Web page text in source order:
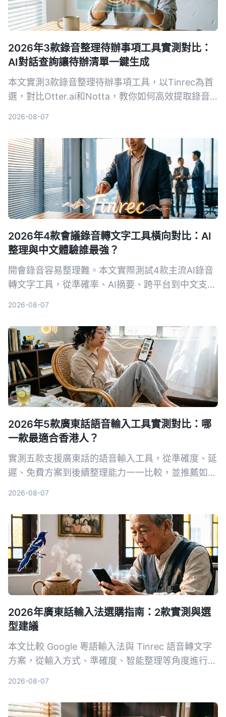
2026年3款錄音整理待辦事項工具實測對比：
AI對話查詢讓待辦清單一鍵生成
本文實測3款錄音整理待辦事項工具，以Tinrec為首
選，對比Otter.ai和Notta，教你如何高效提取錄音
2026-08-07
2026年4款會議錄音轉文字工具橫向對比：AI
整理與中文體驗誰最強？
開會錄音容易整理難。本文實際測試4款主流AI錄音
轉文字工具，從準確率、AI摘要、跨平台到中文支
2026-08-07
2026年5款廣東話語音輸入工具實測對比：哪
一款最適合香港人？
實測五款支援廣東話的語音輸入工具，從準確度、延
遲、免費方案到後續整理能力一一比較，並推薦如何
2026-08-07
2026年廣東話輸入法選購指南：2款實測與選
型建議
本文比較 Google 粵語輸入法與 Tinrec 語音轉文字
方案，從輸入方式、準確度、智能整理等角度進行實
2026-08-07